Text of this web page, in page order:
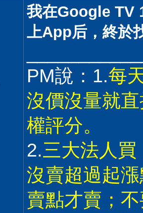
我在Google TV
上App后，終於
PM說：1.每
沒價沒量就
權評分。
2.三大法人
沒賣超過起
賣點才賣；